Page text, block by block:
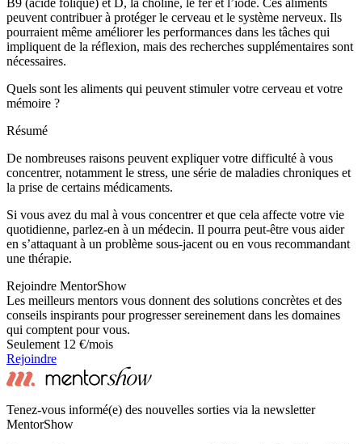
B9 (acide folique) et D, la choline, le fer et l’iode. Ces aliments
peuvent contribuer à protéger le cerveau et le système nerveux. Ils
pourraient même améliorer les performances dans les tâches qui
impliquent de la réflexion, mais des recherches supplémentaires sont
nécessaires.
Quels sont les aliments qui peuvent stimuler votre cerveau et votre
mémoire ?
Résumé
De nombreuses raisons peuvent expliquer votre difficulté à vous
concentrer, notamment le stress, une série de maladies chroniques et
la prise de certains médicaments.
Si vous avez du mal à vous concentrer et que cela affecte votre vie
quotidienne, parlez-en à un médecin. Il pourra peut-être vous aider
en s’attaquant à un problème sous-jacent ou en vous recommandant
une thérapie.
Rejoindre MentorShow
Les meilleurs mentors vous donnent des solutions concrètes et des
conseils inspirants pour progresser sereinement dans les domaines
qui comptent pour vous.
Seulement 12 €/mois
Rejoindre
Tenez-vous informé(e) des nouvelles sorties via la newsletter
MentorShow